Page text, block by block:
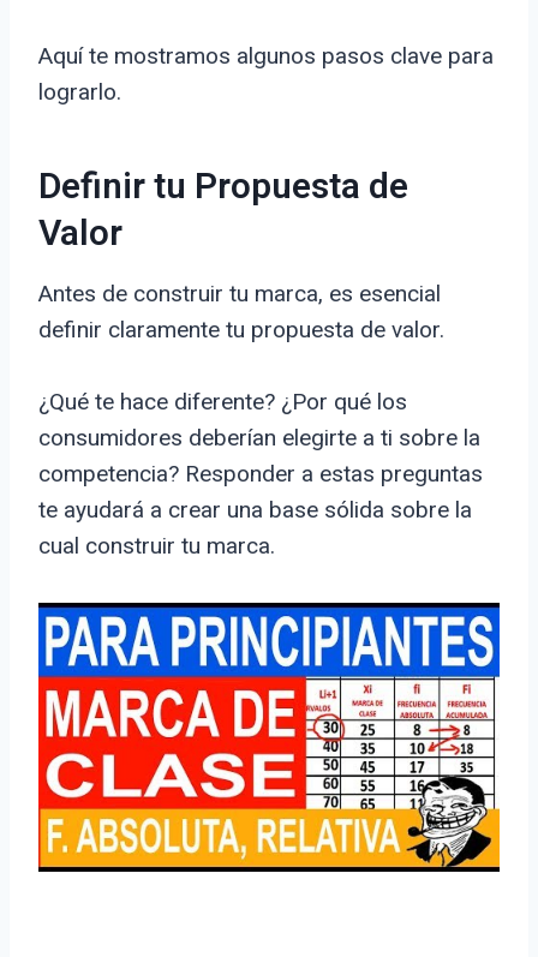
Aquí te mostramos algunos pasos clave para
lograrlo.
Definir tu Propuesta de
Valor
Antes de construir tu marca, es esencial
definir claramente tu propuesta de valor.
¿Qué te hace diferente? ¿Por qué los
consumidores deberían elegirte a ti sobre la
competencia? Responder a estas preguntas
te ayudará a crear una base sólida sobre la
cual construir tu marca.